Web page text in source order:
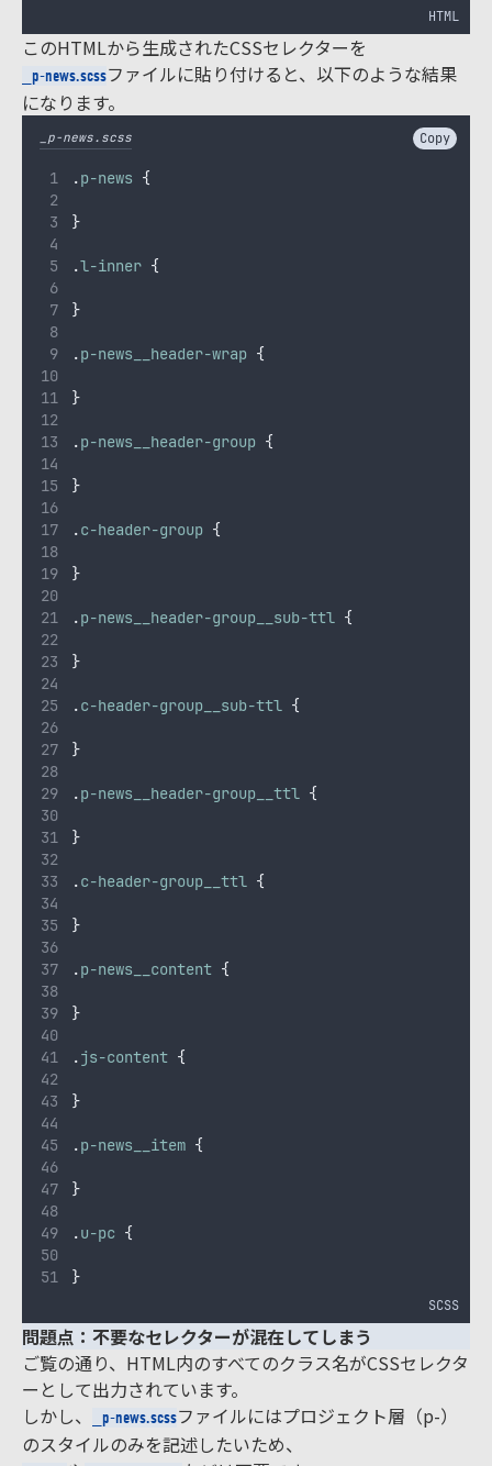
HTML
このHTMLから生成されたCSSセレクターを
_p-news.scssファイルに貼り付けると、以下のような結果
になります。
_p-news.scss Copy
.p-news {
}
.l-inner {
}
.p-news__header-wrap {
}
.p-news__header-group {
}
.c-header-group {
}
.p-news__header-group__sub-ttl {
}
.c-header-group__sub-ttl {
}
.p-news__header-group__ttl {
}
.c-header-group__ttl {
}
.p-news__content {
}
.js-content {
}
.p-news__item {
}
.u-pc {
}
SCSS
問題点：不要なセレクターが混在してしまう
ご覧の通り、HTML内のすべてのクラス名がCSSセレクタ
ーとして出力されています。
しかし、
_p-news.scssファイルにはプロジェクト層（p-）
のスタイルのみを記述したいため、